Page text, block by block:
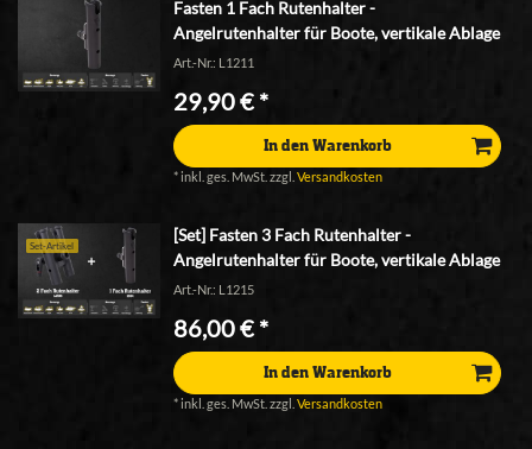
Fasten 1 Fach Rutenhalter -
Angelrutenhalter für Boote, vertikale Ablage
Art.-Nr.: L1211
29,90 € *
In den Warenkorb
*inkl. ges. MwSt. zzgl.Versandkosten
Set-Artikel
[Set] Fasten 3 Fach Rutenhalter -
Angelrutenhalter für Boote, vertikale Ablage
Art.-Nr.: L1215
86,00 € *
In den Warenkorb
*inkl. ges. MwSt. zzgl.Versandkosten